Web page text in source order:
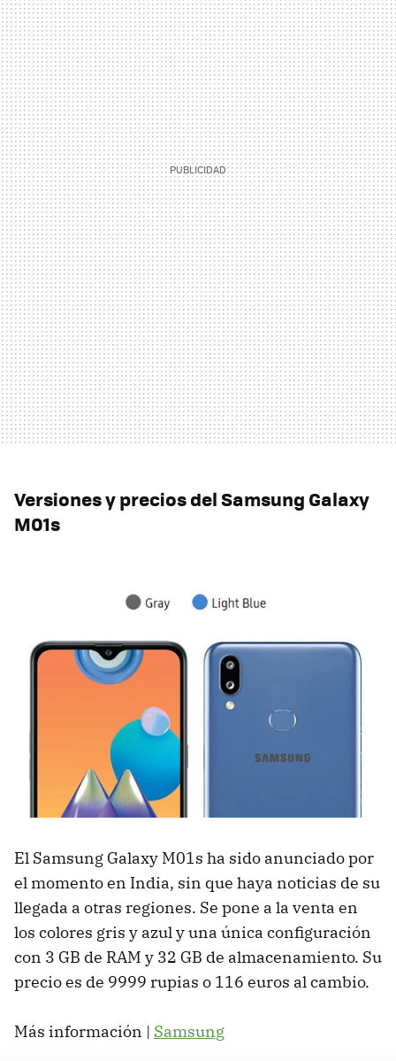
Versiones y precios del Samsung Galaxy
M01s
El Samsung Galaxy M01s ha sido anunciado por
el momento en India, sin que haya noticias de su
llegada a otras regiones. Se pone a la venta en
los colores gris y azul y una única configuración
con 3 GB de RAM y 32 GB de almacenamiento. Su
precio es de 9999 rupias o 116 euros al cambio.
Más información | Samsung